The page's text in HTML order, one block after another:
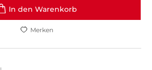
In den Warenkorb
Merken